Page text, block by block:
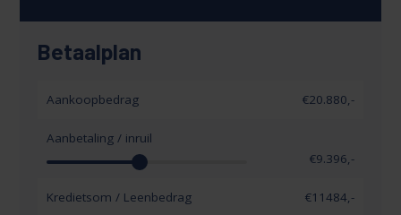
Betaalplan
Aankoopbedrag €20.880,-
Aanbetaling / inruil
€9.396 ,-
Kredietsom / Leenbedrag €11484 ,-